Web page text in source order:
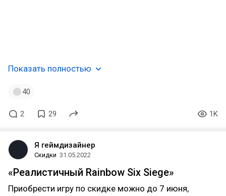
Показать полностью
40
2 29 1K
Я геймдизайнер
Скидки 31.05.2022
«Реалистичный Rainbow Six Siege»
Приобрести игру по скидке можно до 7 июня,